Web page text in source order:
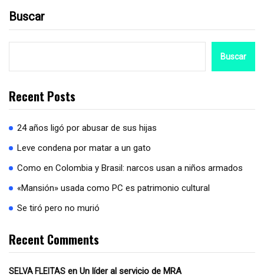
Buscar
Buscar
Recent Posts
24 años ligó por abusar de sus hijas
Leve condena por matar a un gato
Como en Colombia y Brasil: narcos usan a niños armados
«Mansión» usada como PC es patrimonio cultural
Se tiró pero no murió
Recent Comments
SELVA FLEITAS en Un líder al servicio de MRA